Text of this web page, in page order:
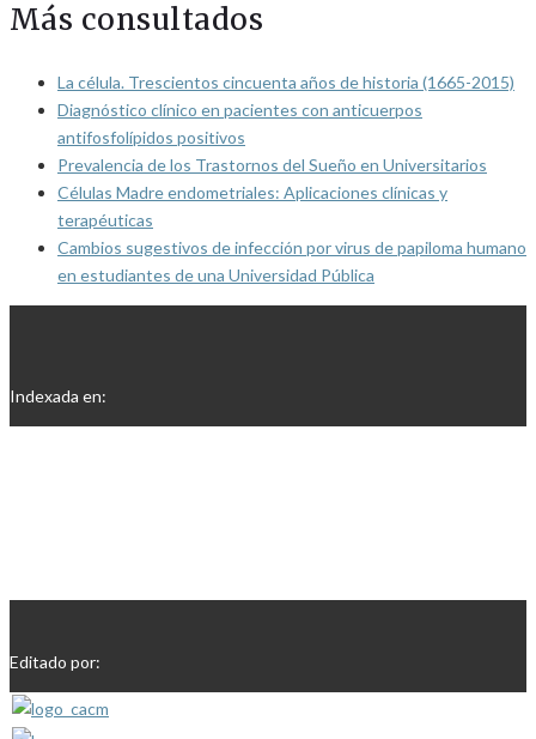
Más consultados
La célula. Trescientos cincuenta años de historia (1665-2015)
Diagnóstico clínico en pacientes con anticuerpos
antifosfolípidos positivos
Prevalencia de los Trastornos del Sueño en Universitarios
Células Madre endometriales: Aplicaciones clínicas y
terapéuticas
Cambios sugestivos de infección por virus de papiloma humano
en estudiantes de una Universidad Pública
Indexada en:
Editado por: